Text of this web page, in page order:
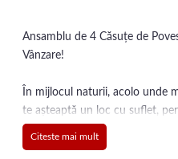
Ansamblu de 4 Căsuțe de
Vânzare!
În mijlocul naturii, acolo unde
te așteaptă un loc cu suflet,
turistică sau o retragere
Citeste mai mult